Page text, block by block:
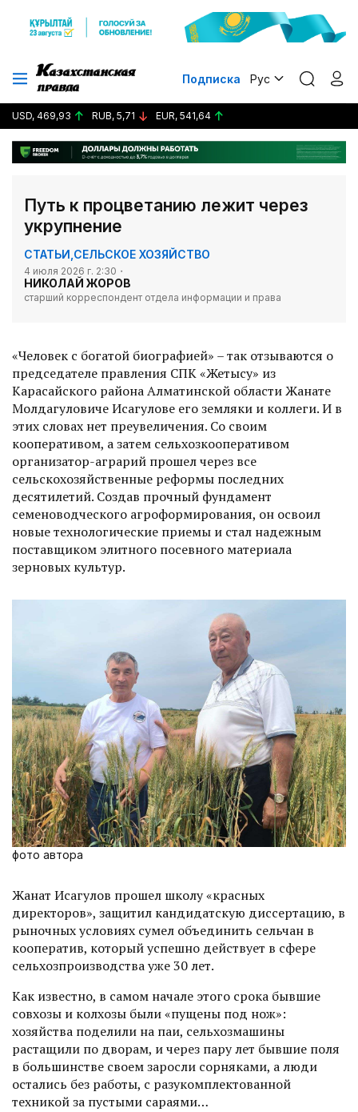
Подписка Рус
USD, 469,93 RUB, 5,71 EUR, 541,64
Путь к процветанию лежит через
укрупнение
СТАТЬИ СЕЛЬСКОЕ ХОЗЯЙСТВО
4 июля 2026 г. 2:30
НИКОЛАЙ ЖОРОВ
старший корреспондент отдела информации и права
«Человек с богатой биографией» – так отзываются о
председателе правления СПК «Жетысу» из
Карасайского района Алматинской области Жанате
Молдагуловиче Исагулове его земляки и коллеги. И в
этих словах нет преувеличения. Со своим
кооперативом, а затем сельхозкооперативом
организатор-аграрий прошел через все
сельскохозяйственные реформы последних
десятилетий. Создав прочный фундамент
семеноводческого агроформирования, он освоил
новые технологические приемы и стал надежным
поставщиком элитного посевного материа­ла
зерновых культур.
фото автора
Жанат Исагулов прошел школу «красных
директоров», защитил кандидатскую диссертацию, в
рыночных условиях сумел объединить сельчан в
кооператив, который успешно действует в сфере
сельхозпроизводства уже 30 лет.
Как известно, в самом начале этого срока бывшие
совхозы и колхозы были «пущены под нож»:
хозяйства поделили на паи, сельхозмашины
растащили по дворам, и через пару лет бывшие поля
в большинстве своем заросли сорняками, а люди
остались без работы, с разукомплектованной
техникой за пустыми сараями…